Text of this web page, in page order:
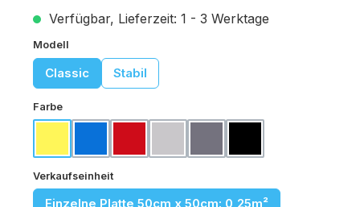
Verfügbar, Lieferzeit: 1 - 3 Werktage
Modell
Classic Stabil
Farbeauswählen
Verkaufseinheitauswählen
Einzelne Platte 50cm x 50cm: 0,25m²